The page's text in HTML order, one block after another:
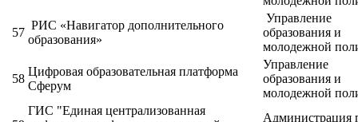
57
РИС «Навигатор дополнительного
образования»
Управление
образования и
молодежной
58
Цифровая образовательная платформа
Сферум
Управление
образования и
молодежной
ГИС "Единая централизованная
Администрация